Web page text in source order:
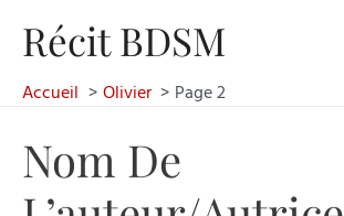
Récit BDSM
Accueil Olivier Page 2
Nom De